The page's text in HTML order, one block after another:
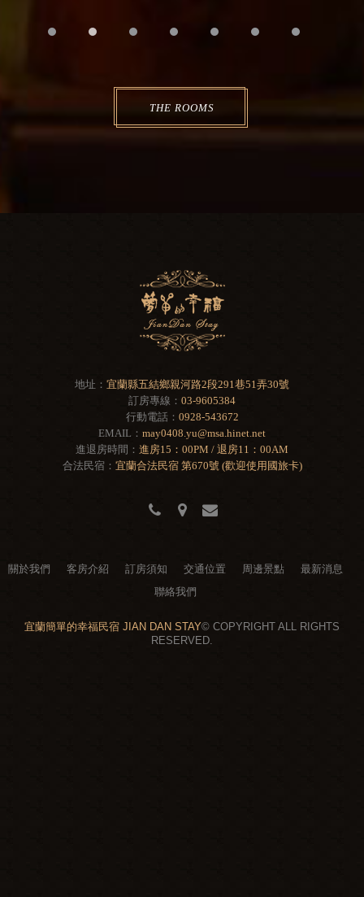
THE ROOMS
地址： 宜蘭縣五結鄉親河路2段291巷51弄30號
訂房專線： 03-9605384
行動電話： 0928-543672
EMAIL： may0408.yu@msa.hinet.net
進退房時間： 進房15：00PM / 退房11：00AM
合法民宿： 宜蘭合法民宿 第670號 (歡迎使用國旅卡)
關於我們 客房介紹 訂房須知 交通位置 周邊景點
最新消息
聯絡我們
宜蘭簡單的幸福民宿 JIAN DAN STAY© COPYRIGHT ALL RIGHTS
RESERVED.